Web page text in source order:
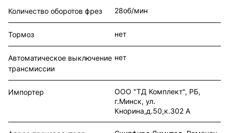
Количество оборотов фрез 28об/мин
Тормоз нет
Автоматическое выключение
трансмиссии
нет
Импортер
ООО "ТД Комплект", РБ,
г.Минск, ул.
Кнорина,д.50,к.302 А